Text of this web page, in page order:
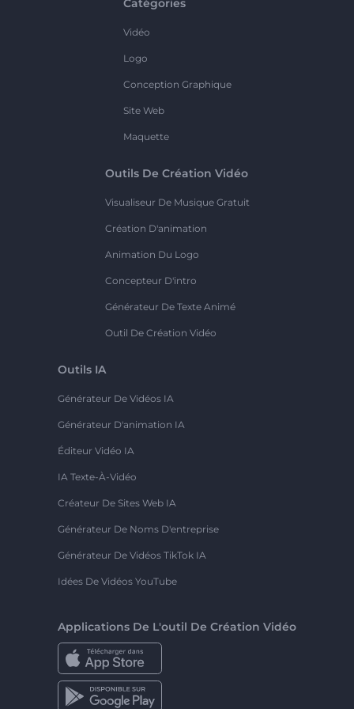
Catégories
Vidéo
Logo
Conception Graphique
Site Web
Maquette
Outils De Création Vidéo
Visualiseur De Musique Gratuit
Création D'animation
Animation Du Logo
Concepteur D'intro
Générateur De Texte Animé
Outil De Création Vidéo
Outils IA
Générateur De Vidéos IA
Générateur D'animation IA
Éditeur Vidéo IA
IA Texte-À-Vidéo
Créateur De Sites Web IA
Générateur De Noms D'entreprise
Générateur De Vidéos TikTok IA
Idées De Vidéos YouTube
Applications De L'outil De Création Vidéo